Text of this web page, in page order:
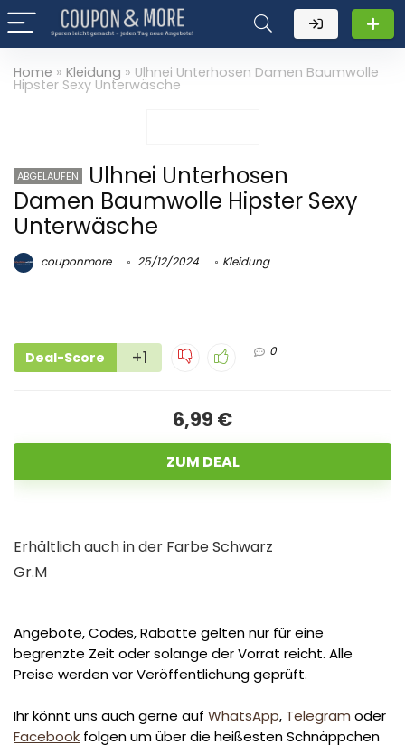
Home » Kleidung » Ulhnei Unterhosen Damen Baumwolle
Hipster Sexy Unterwäsche
ABGELAUFEN
Ulhnei Unterhosen
Damen Baumwolle Hipster Sexy
Unterwäsche
couponmore 25/12/2024 Kleidung
Deal-Score +1 0
6,99 €
ZUM DEAL
Erhältlich auch in der Farbe Schwarz
Gr.M
Angebote, Codes, Rabatte gelten nur für eine
begrenzte Zeit oder solange der Vorrat reicht. Alle
Preise werden vor Veröffentlichung geprüft.
Ihr könnt uns auch gerne auf WhatsApp, Telegram oder
Facebook folgen um über die heißesten Schnäppchen